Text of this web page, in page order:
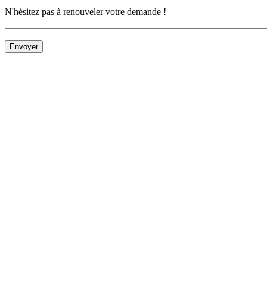
N'hésitez pas à renouveler votre demande !